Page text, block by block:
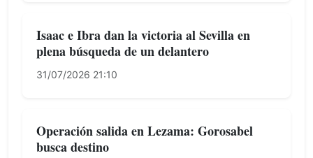
Isaac e Ibra dan la victoria al Sevilla en
plena búsqueda de un delantero
31/07/2026 21:10
Operación salida en Lezama: Gorosabel
busca destino